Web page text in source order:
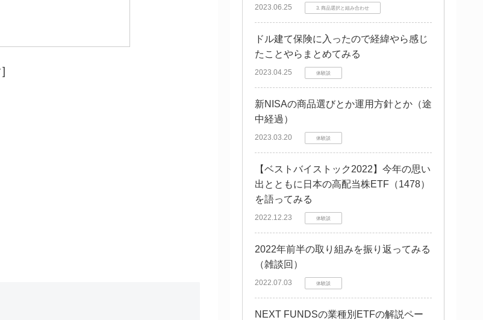
2023.06.25 3. 商品選択と組み合わせ
ドル建て保険に入ったので経緯やら感じ
たことやらまとめてみる
2023.04.25 体験談
新NISAの商品選びとか運用方針とか（途
中経過）
2023.03.20 体験談
【ベストバイストック2022】今年の思い
出とともに日本の高配当株ETF（1478）
を語ってみる
2022.12.23 体験談
2022年前半の取り組みを振り返ってみる
（雑談回）
2022.07.03 体験談
NEXT FUNDSの業種別ETFの解説ペー